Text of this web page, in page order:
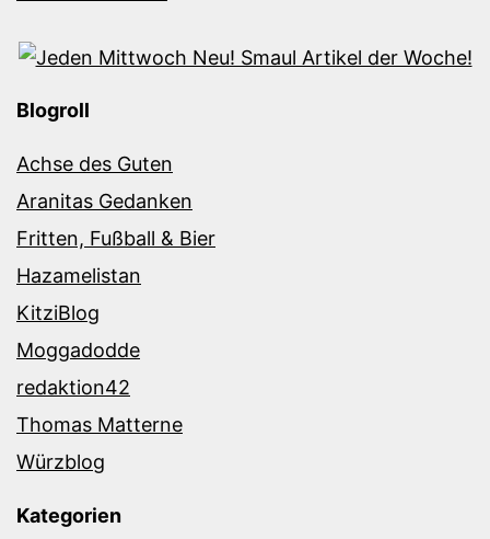
Blogroll
Achse des Guten
Aranitas Gedanken
Fritten, Fußball & Bier
Hazamelistan
KitziBlog
Moggadodde
redaktion42
Thomas Matterne
Würzblog
Kategorien